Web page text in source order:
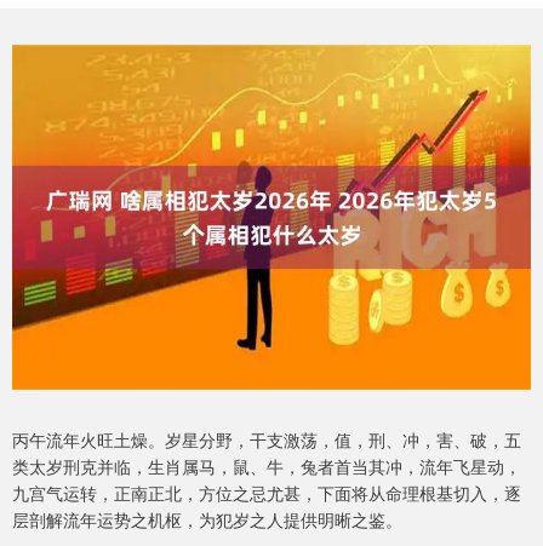
丙午流年火旺土燥。岁星分野，干支激荡，值，刑、冲，害、破，五
类太岁刑克并临，生肖属马，鼠、牛，兔者首当其冲，流年飞星动，
九宫气运转，正南正北，方位之忌尤甚，下面将从命理根基切入，逐
层剖解流年运势之机枢，为犯岁之人提供明晰之鉴。